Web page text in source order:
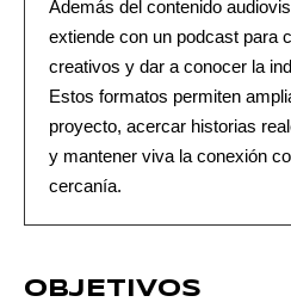
Además del contenido
extiende con un podcast para
creativos y dar a conocer la
Estos formatos permiten
proyecto, acercar historias
y mantener viva la conexión
cercanía.
OBJETIVOS